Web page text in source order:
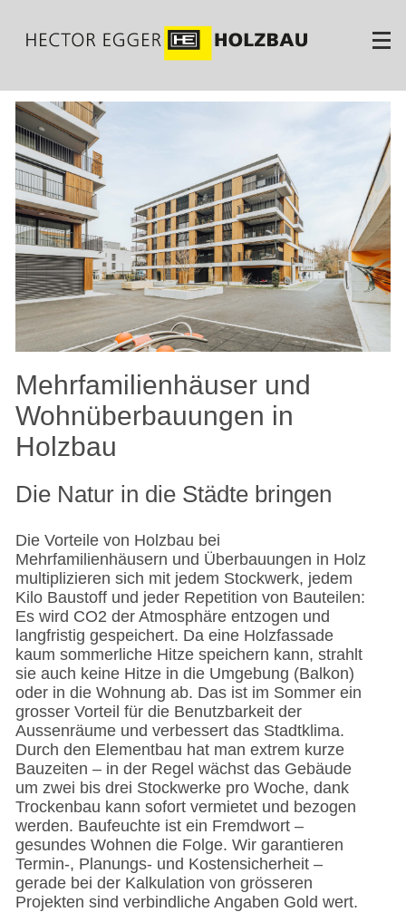
zum
Inhalt
Mehrfamilienhäuser und
Wohnüberbauungen in
Holzbau
Die Natur in die Städte bringen
Die Vorteile von Holzbau bei
Mehrfamilienhäusern und Überbauungen in Holz
multiplizieren sich mit jedem Stockwerk, jedem
Kilo Baustoff und jeder Repetition von Bauteilen:
Es wird CO2 der Atmosphäre entzogen und
langfristig gespeichert. Da eine Holzfassade
kaum sommerliche Hitze speichern kann, strahlt
sie auch keine Hitze in die Umgebung (Balkon)
oder in die Wohnung ab. Das ist im Sommer ein
grosser Vorteil für die Benutzbarkeit der
Aussenräume und verbessert das Stadtklima.
Durch den Elementbau hat man extrem kurze
Bauzeiten – in der Regel wächst das Gebäude
um zwei bis drei Stockwerke pro Woche, dank
Trockenbau kann sofort vermietet und bezogen
werden. Baufeuchte ist ein Fremdwort –
gesundes Wohnen die Folge. Wir garantieren
Termin-, Planungs- und Kostensicherheit –
gerade bei der Kalkulation von grösseren
Projekten sind verbindliche Angaben Gold wert.